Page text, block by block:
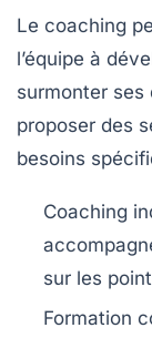
Le coaching
l’équipe à
surmonter
proposer des
besoins
Coaching
sur les
Formation